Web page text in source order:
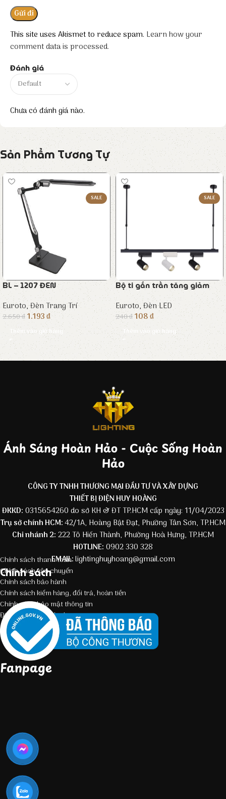
Đánh giá
Chưa có đánh giá nào.
This site uses Akismet to reduce spam. Learn how your
comment data is processed.
Sản Phẩm Tương Tự
SALE
BL – 1207 ĐEN
Euroto,Đèn Trang Trí
2.650₫1.193₫
Thêm vào giỏ hàng
SALE
Bộ ti gắn trần tăng giảm
Euroto,Đèn LED
240₫108₫
Thêm vào giỏ hàng
Ánh Sáng Hoàn Hảo - Cuộc Sống Hoàn
Hảo
CÔNG TY TNHH THƯƠNG MẠI ĐẦU TƯ VÀ XÂY DỰNG
THIẾT BỊ ĐIỆN HUY HOÀNG
ĐKKD: 0315654260 do sở KH & ĐT TP.HCM cấp ngày: 11/04/2023
Trụ sở chính HCM:42/1A, Hoàng Bật Đạt, Phường Tân Sơn, TP.HCM
Chi nhánh 2: 222 Tô Hiến Thành, Phường Hoà Hưng, TP.HCM
HOTLINE: 0902 330 328
EMAIL:lightinghuyhoang@gmail.com
Chính sách
Chính sách thanh toán
Chính sách vận chuyển
Chính sách bảo hành
Chính sách kiểm hàng, đổi trả, hoàn tiền
Chính sách bảo mật thông tin
Điều kiện giao dịch chung
Fanpage